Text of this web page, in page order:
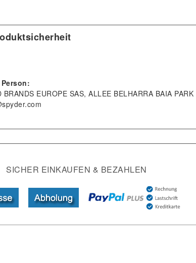
BRANDS EUROPE SAS ALLEE BELHARRA BAIA PARK
SICHER EINKAUFEN & BEZAHLEN